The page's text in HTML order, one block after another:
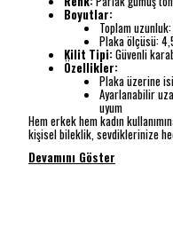
Boyutlar:
Toplam
Plaka ölçüsü:
Kilit Tipi:Güvenli
Özellikler:
Plaka üzerine
Ayarlanabilir
uyum
Hem erkek hem kadın
kişisel bileklik, sevdiklerinize
Devamını Göster